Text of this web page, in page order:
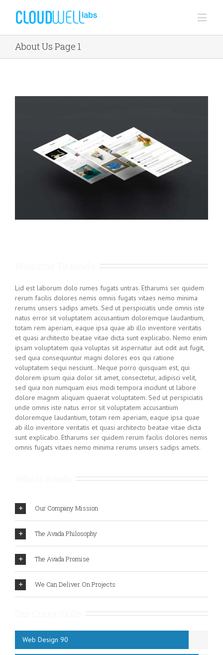
About Us Page 1
Lid est laborum dolo rumes fugats untras. Etharums ser quidem
rerum facilis dolores nemis omnis fugats vitaes nemo minima
rerums unsers sadips amets. Sed ut perspiciatis unde omnis iste
natus error sit voluptatem accusantium doloremque laudantium,
totam rem aperiam, eaque ipsa quae ab illo inventore veritatis
et quasi architecto beatae vitae dicta sunt explicabo. Nemo enim
ipsam voluptatem quia voluptas sit aspernatur aut odit aut fugit,
sed quia consequuntur magni dolores eos qui ratione
voluptatem sequi nesciunt.. Neque porro quisquam est, qui
dolorem ipsum quia dolor sit amet, consectetur, adipisci velit,
sed quia non numquam eius modi tempora incidunt ut labore
dolore magnm aliquam quaerat voluptatem. Sed ut perspiciatis
unde omnis iste natus error sit voluptatem accusantium
doloremque laudantium, totam rem aperiam, eaque ipsa quae
ab illo inventore veritatis et quasi architecto beatae vitae dicta
sunt explicabo. Etharums ser quidem rerum facilis dolores nemis
omnis fugats vitaes nemo minima rerums unsers sadips amets.
Our Company Mission
The Avada Philosophy
The Avada Promise
We Can Deliver On Projects
Web Design 90